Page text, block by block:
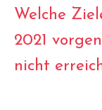
Welche
2021
nicht